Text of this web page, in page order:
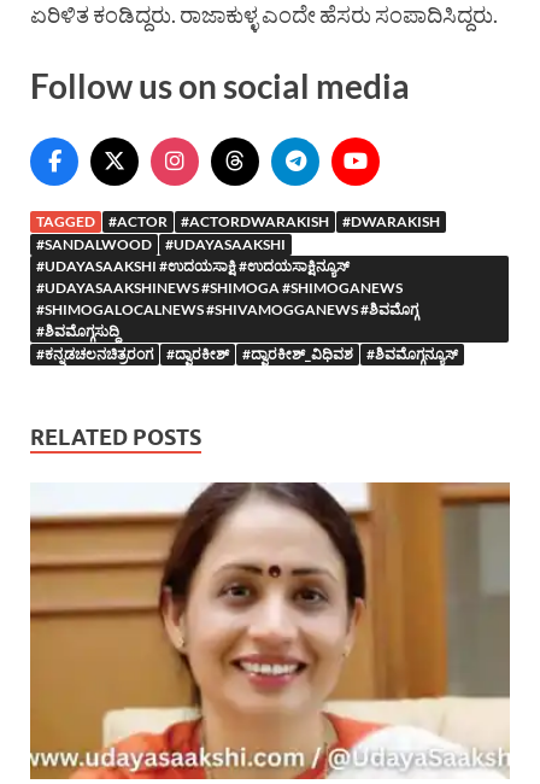
ಏರಿಳಿತ ಕಂಡಿದ್ದರು. ರಾಜಾಕುಳ್ಳ ಎಂದೇ ಹೆಸರು ಸಂಪಾದಿಸಿದ್ದರು.
Follow us on social media
TAGGED #ACTOR #ACTORDWARAKISH
#DWARAKISH
#SANDALWOOD
#UDAYASAAKSHI
#UDAYASAAKSHI #ಉದಯಸಾಕ್ಷಿ #ಉದಯಸಾಕ್ಷಿನ್ಯೂಸ್
#UDAYASAAKSHINEWS #SHIMOGA #SHIMOGANEWS
#SHIMOGALOCALNEWS #SHIVAMOGGANEWS #ಶಿವಮೊಗ್ಗ
#ಶಿವಮೊಗ್ಗಸುದ್ದಿ
#ಕನ್ನಡಚಲನಚಿತ್ರರಂಗ
#ದ್ವಾರಕೀಶ್ #ದ್ವಾರಕೀಶ್_ವಿಧಿವಶ #ಶಿವಮೊಗ್ಗನ್ಯೂಸ್
RELATED POSTS